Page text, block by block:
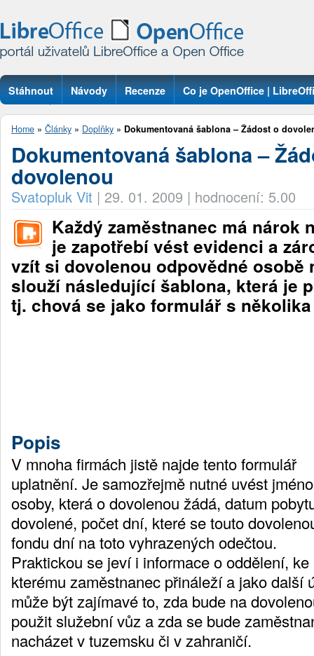
Stáhnout Návody Recenze Co je OpenOffice |
Otázky
Home » Články » Doplňky » Dokumentovaná šablona – Žádost o
Dokumentovaná šablona –
dovolenou
Svatopluk Vit | 29. 01. 2009 | hodnocení: 5.00
Každý zaměstnanec má nárok
je zapotřebí vést evidenci a
vzít si dovolenou odpovědné osobě
slouží následující šablona, která je
tj. chová se jako formulář s
Popis
V mnoha firmách jistě najde tento formulář
uplatnění. Je samozřejmě nutné uvést jméno
osoby, která o dovolenou žádá, datum
dovolené, počet dní, které se touto
fondu dní na toto vyhrazených odečtou.
Praktickou se jeví i informace o oddělení, ke
kterému zaměstnanec přináleží a jako další
může být zajímavé to, zda bude na
použit služební vůz a zda se bude
nacházet v tuzemsku či v zahraničí.